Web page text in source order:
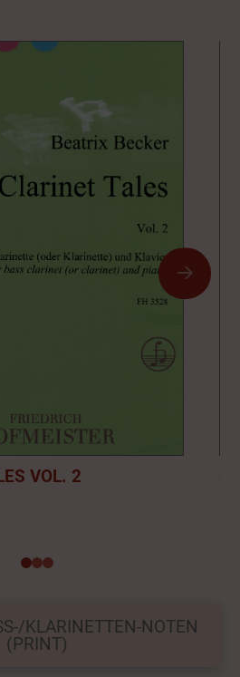
VOL. 2
012
KLARINETTEN-NOTEN
(PRINT)